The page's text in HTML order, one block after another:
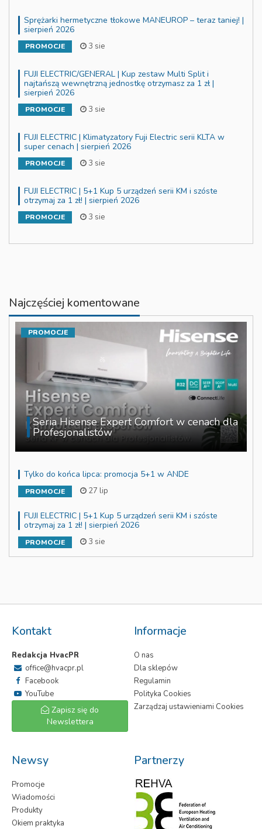
Sprężarki hermetyczne tłokowe MANEUROP – teraz taniej! |
sierpień 2026
PROMOCJE 3 sie
FUJI ELECTRIC/GENERAL | Kup zestaw Multi Split i
najtańszą wewnętrzną jednostkę otrzymasz za 1 zł |
sierpień 2026
PROMOCJE 3 sie
FUJI ELECTRIC | Klimatyzatory Fuji Electric serii KLTA w
super cenach | sierpień 2026
PROMOCJE 3 sie
FUJI ELECTRIC | 5+1 Kup 5 urządzeń serii KM i szóste
otrzymaj za 1 zł! | sierpień 2026
PROMOCJE 3 sie
Najczęściej komentowane
Seria Hisense Expert Comfort w cenach dla
Profesjonalistów
PROMOCJE
Tylko do końca lipca: promocja 5+1 w ANDE
PROMOCJE 27 lip
FUJI ELECTRIC | 5+1 Kup 5 urządzeń serii KM i szóste
otrzymaj za 1 zł! | sierpień 2026
PROMOCJE 3 sie
Kontakt
Redakcja HvacPR
office@hvacpr.pl
Facebook
YouTube
Zapisz się do
Newslettera
Informacje
O nas
Dla sklepów
Regulamin
Polityka Cookies
Zarządzaj ustawieniami Cookies
Newsy
Promocje
Wiadomości
Produkty
Okiem praktyka
Partnerzy